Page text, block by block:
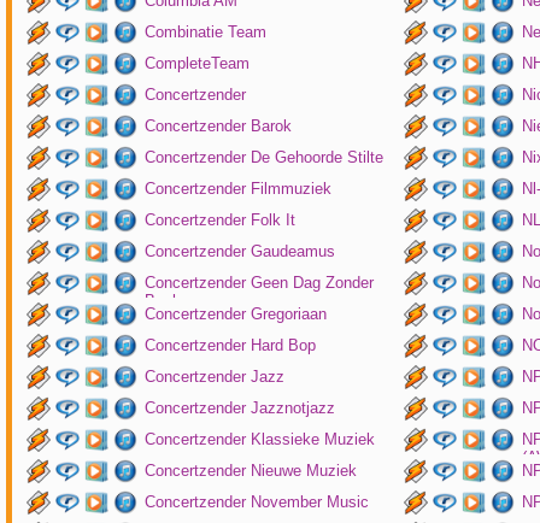
Combinatie Team
CompleteTeam
Concertzender
Concertzender Barok
Concertzender De Gehoorde Stilte
Concertzender Filmmuziek
Concertzender Folk It
Concertzender Gaudeamus
Concertzender Geen Dag Zonder
Bach
Concertzender Gregoriaan
Concertzender Hard Bop
Concertzender Jazz
Concertzender Jazznotjazz
Concertzender Klassieke Muziek
Concertzender Nieuwe Muziek
Concertzender November Music